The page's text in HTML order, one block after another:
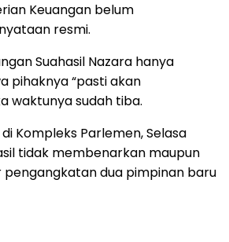
Keuangan belum
resmi.
Suahasil Nazara hanya
pihaknya “pasti akan
waktunya sudah tiba.
Kompleks Parlemen, Selasa
tidak membenarkan maupun
dua pimpinan baru